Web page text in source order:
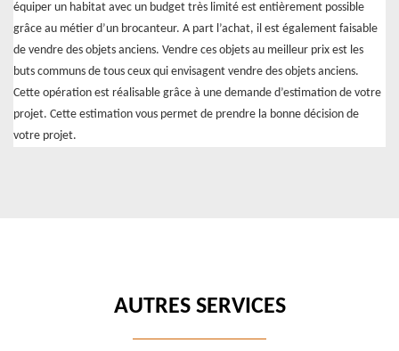
équiper un habitat avec un budget très limité est entièrement possible
grâce au métier d’un brocanteur. A part l’achat, il est également faisable
de vendre des objets anciens. Vendre ces objets au meilleur prix est les
buts communs de tous ceux qui envisagent vendre des objets anciens.
Cette opération est réalisable grâce à une demande d’estimation de votre
projet. Cette estimation vous permet de prendre la bonne décision de
votre projet.
AUTRES SERVICES